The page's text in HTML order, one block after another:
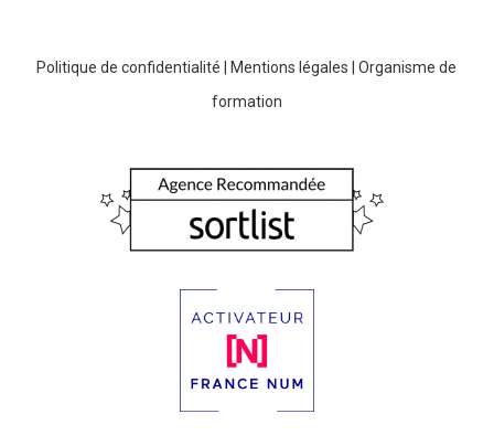
Politique de confidentialité Mentions légales |Organisme de
formation